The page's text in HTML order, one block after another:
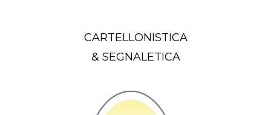
CARTELLONISTICA
& SEGNALETICA